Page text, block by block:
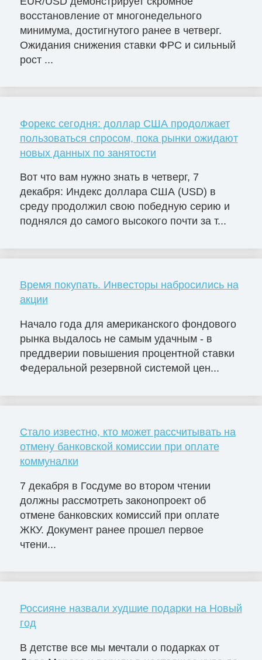
восстановление от многонедельного
минимума, достигнутого ранее в четверг.
Ожидания снижения ставки ФРС и сильный
рост ...
Форекс сегодня: доллар США продолжает
пользоваться спросом, пока рынки ожидают
новых данных по занятости
Вот что вам нужно знать в четверг, 7
декабря: Индекс доллара США (USD) в
среду продолжил свою победную серию и
поднялся до самого высокого почти за т...
Время покупать. Инвесторы набросились на
акции
Начало года для американского фондового
рынка выдалось не самым удачным - в
преддверии повышения процентной ставки
Федеральной резервной системой цен...
Стало известно, кто может рассчитывать на
отмену банковской комиссии при оплате
коммуналки
7 декабря в Госдуме во втором чтении
должны рассмотреть законопроект об
отмене банковских комиссий при оплате
ЖКУ. Документ ранее прошел первое
чтени...
Россияне назвали худшие подарки на Новый
год
В детстве все мы мечтали о подарках от